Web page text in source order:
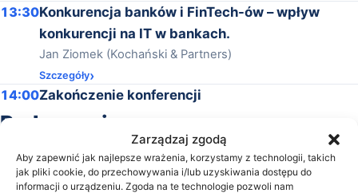
Zarządzaj zgodą
Aby zapewnić jak najlepsze wrażenia, korzystamy z technologii, takich
jak pliki cookie, do przechowywania i/lub uzyskiwania dostępu do
informacji o urządzeniu. Zgoda na te technologie pozwoli nam
13:30Konkurencja banków i FinTech-ów – wpływ
konkurencji na IT w bankach.
Jan Ziomek (Kochański & Partners)
Szczegóły
14:00Zakończenie konferencji
Prelegenci